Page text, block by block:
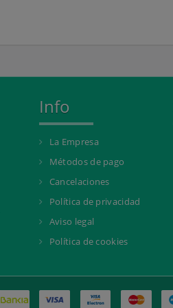
Info
La Empresa
Métodos de pago
Cancelaciones
Política de privacidad
Aviso legal
Política de cookies